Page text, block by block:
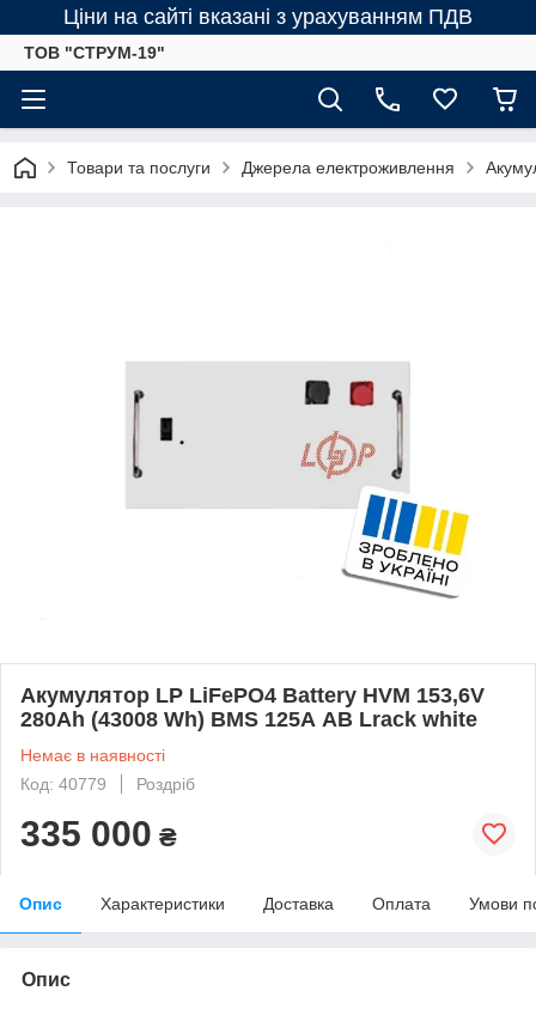
Ціни на сайті вказані з урахуванням ПДВ
ТОВ "СТРУМ-19"
Товари та послуги Джерела електроживлення
Акумулятор LP LiFePO4 Battery HVM 153,6V
280Ah (43008 Wh) BMS 125А AB Lrack white
Немає в наявності
Код: 40779
Роздріб
335 000 ₴
Опис Характеристики Доставка Оплата Умови
Опис